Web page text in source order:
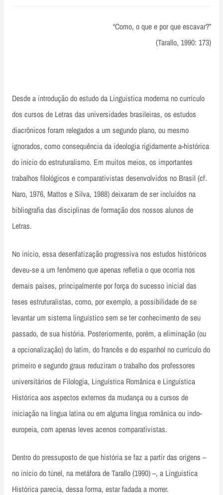
“Como, o que e por que escavar?”
(Tarallo, 1990: 173)
Desde a introdução do estudo da Linguística moderna no currículo
dos cursos de Letras das universidades brasileiras, os estudos
diacrônicos foram relegados a um segundo plano, ou mesmo
ignorados, como consequência da ideologia rigidamente a-histórica
do início do estruturalismo. Em muitos meios, os importantes
trabalhos filológicos e comparativistas desenvolvidos no Brasil (cf.
Naro, 1976, Mattos e Silva, 1988) deixaram de ser incluídos na
bibliografia das disciplinas de formação dos nossos alunos de
Letras.
No início, essa desenfatização progressiva nos estudos históricos
deveu‑se a um fenômeno que apenas refletia o que ocorria nos
demais países, principalmente por força do sucesso inicial das
teses estruturalistas, como, por exemplo, a possibilidade de se
levantar um sistema linguístico sem se ter conhecimento de seu
passado, de sua história. Posteriormente, porém, a eliminação (ou
a opcionalização) do latim, do francês e do espanhol no currículo do
primeiro e segundo graus reduziram o trabalho dos professores
universitários de Filologia, Linguística Românica e Linguística
Histórica aos aspectos externos da mudança ou a cursos de
iniciação na língua latina ou em alguma língua românica ou indo-
europeia, com apenas leves acenos comparativistas.
Dentro do pressuposto de que história se faz a partir das origens –
no início do túnel, na metáfora de Tarallo (1990) –, a Linguística
Histórica parecia, dessa forma, estar fadada a morrer.